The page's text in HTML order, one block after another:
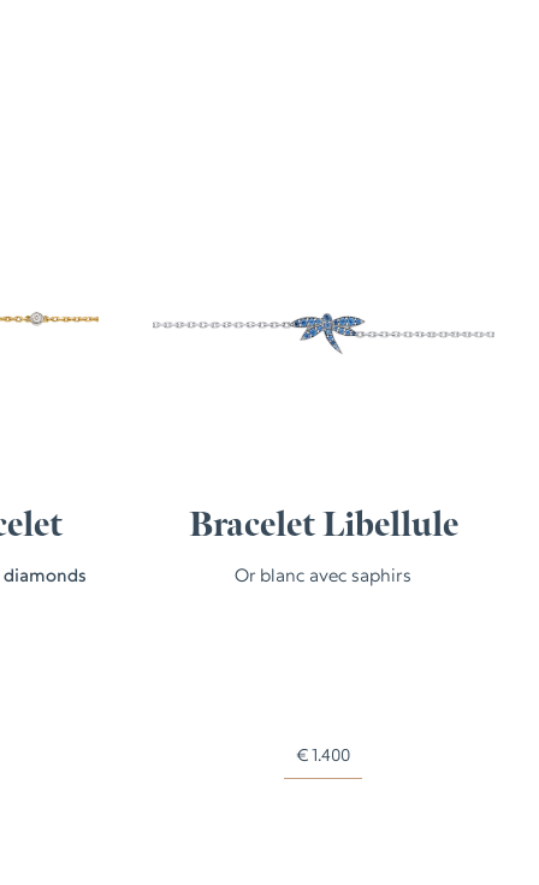
Bracelet Libellule
Or blanc avec saphirs
€ 1.400